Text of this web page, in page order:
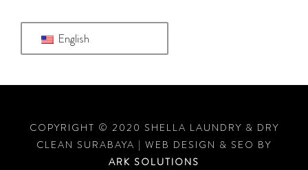
English
COPYRIGHT © 2020 SHELLA LAUNDRY & DRY
CLEAN SURABAYA | WEB DESIGN & SEO BY
ARK SOLUTIONS